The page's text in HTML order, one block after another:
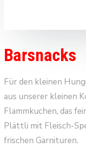
Barsnacks
Für den kleinen
aus unserer kleinen
Flammkuchen, das
Plättli mit Fleisch-
frischen Garnituren.